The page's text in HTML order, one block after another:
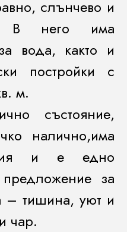
слънчево и
В него има
вода, както и
постройки с
м.
състояние,
налично,има
и е едно
за
– тишина, уют и
чар.